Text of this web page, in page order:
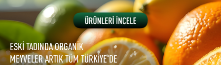
ESKİ TADINDA ORGANİK
MEYVELER ARTIK TÜM TÜRKİYE'DE